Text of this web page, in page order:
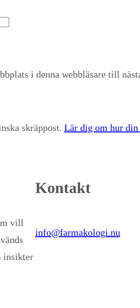
i denna webbläsare till
skräppost. Lär dig om hur din
vill
insikter
Kontakt
info@farmakologi.nu